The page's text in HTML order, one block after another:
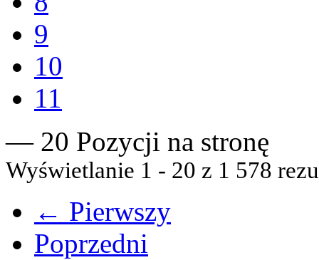
9
10
11
— 20 Pozycji na stronę
Wyświetlanie 1 - 20 z 1 578
← Pierwszy
Poprzedni